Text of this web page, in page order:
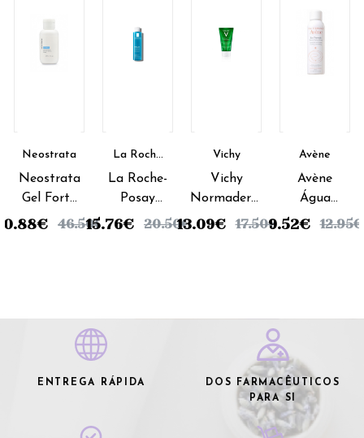
Neostrata
Neostrata
Gel Forte
Salicilico -
€ 46.50€
La Roche
Posay
La Roche-
Posay
Effaclar
15.76€ 20.50€
Vichy
Vichy
Normaderm
Cuidado
13.09€ 17.50€
Avène
Avène
Água
Termal -
9.52€ 12.95€
ENTREGA RÁPIDA
DOS FARMACÊUTICOS
PARA SI